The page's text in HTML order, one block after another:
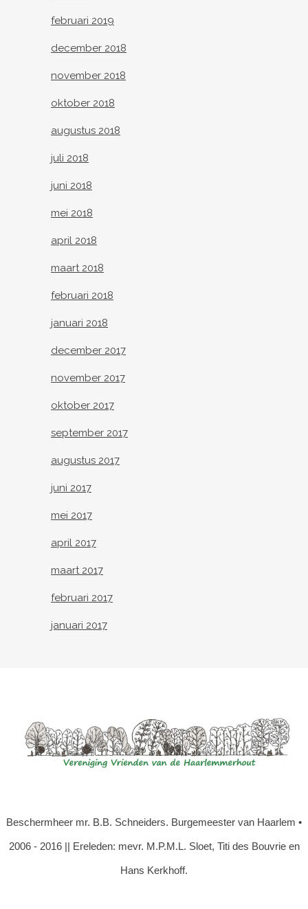
februari 2019
december 2018
november 2018
oktober 2018
augustus 2018
juli 2018
juni 2018
mei 2018
april 2018
maart 2018
februari 2018
januari 2018
december 2017
november 2017
oktober 2017
september 2017
augustus 2017
juni 2017
mei 2017
april 2017
maart 2017
februari 2017
januari 2017
Beschermheer mr. B.B. Schneiders. Burgemeester van Haarlem •
2006 - 2016 || Ereleden: mevr. M.P.M.L. Sloet, Titi des Bouvrie en
Hans Kerkhoff.